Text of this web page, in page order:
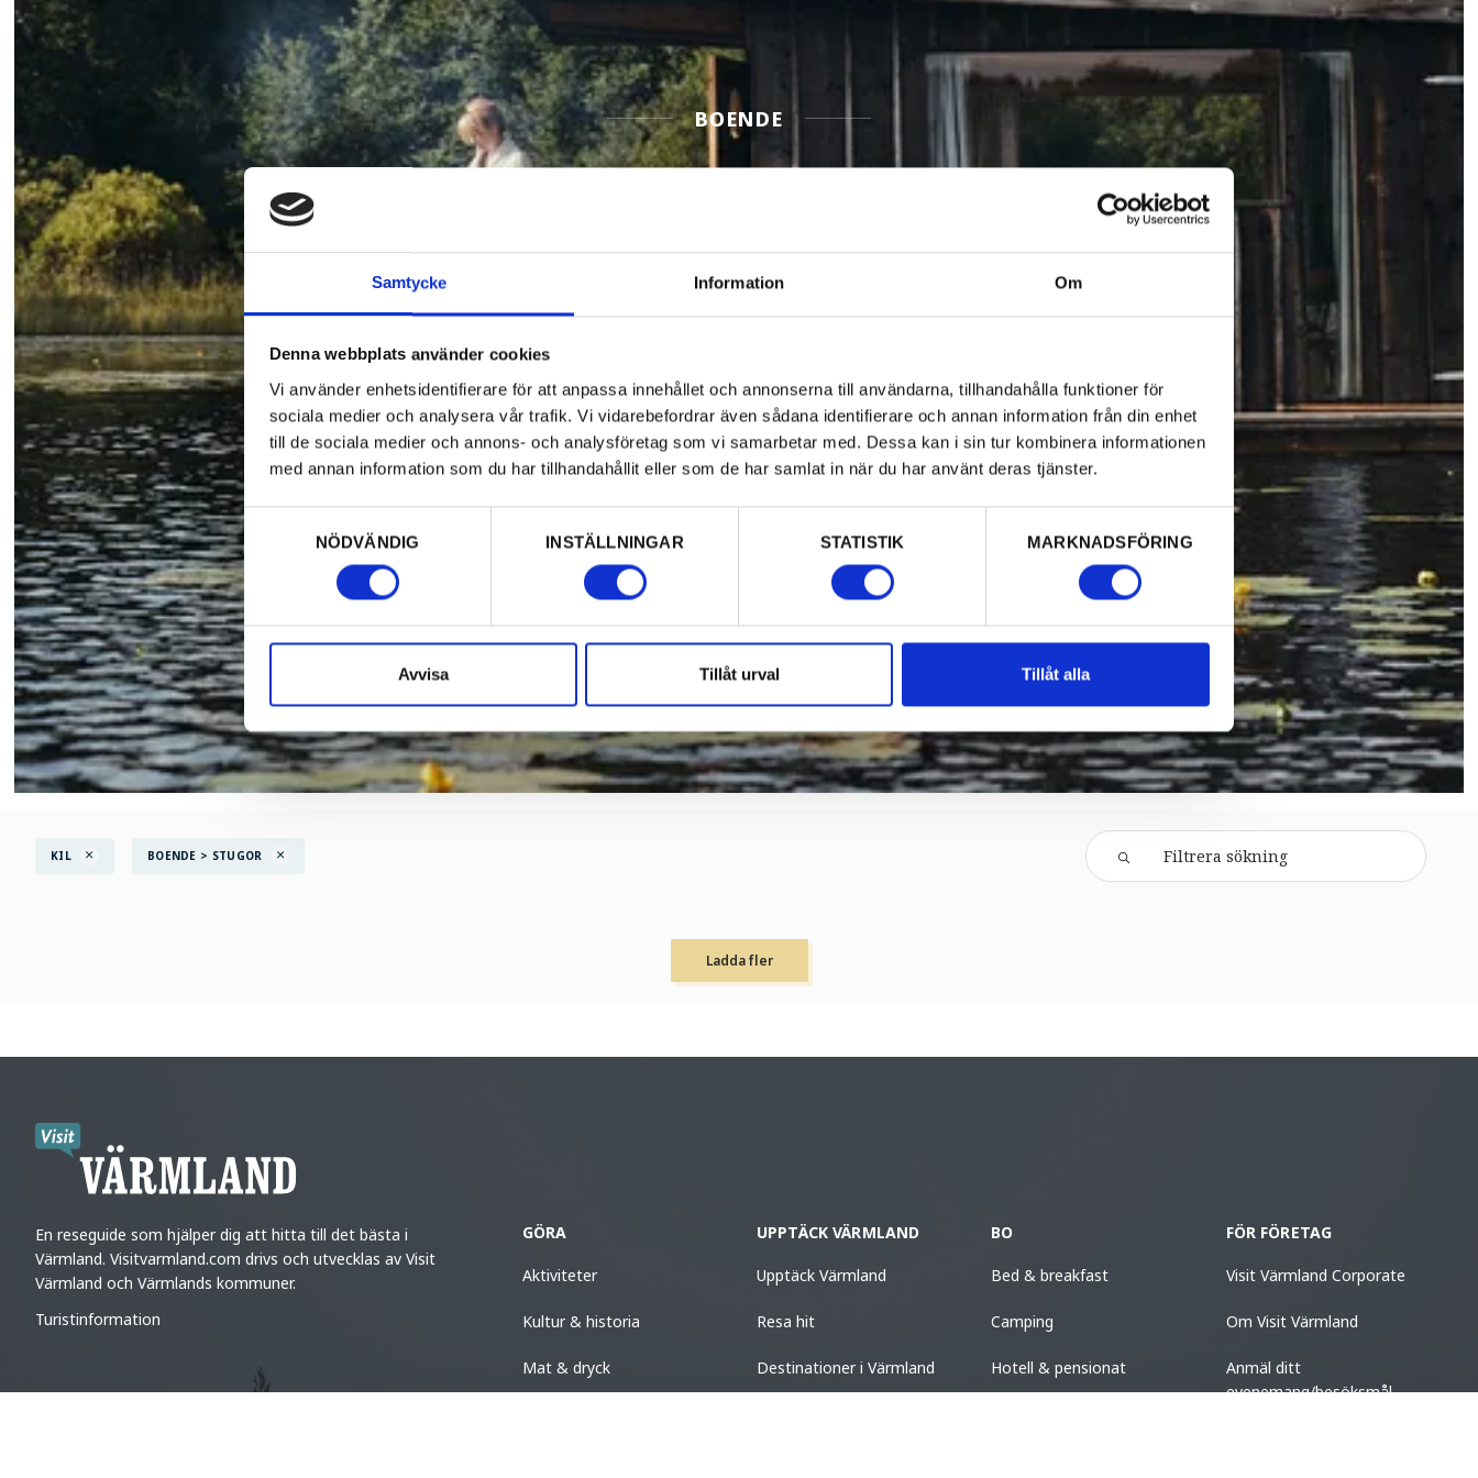
Samtycke Information Om
Denna webbplats använder cookies
Vi använder enhetsidentifierare för att anpassa innehållet och annonserna till användarna, tillhandahålla funktioner för
sociala medier och analysera vår trafik. Vi vidarebefordrar även sådana identifierare och annan information från din enhet
till de sociala medier och annons- och analysföretag som vi samarbetar med. Dessa kan i sin tur kombinera informationen
med annan information som du har tillhandahållit eller som de har samlat in när du har använt deras tjänster.
Samtyckesval
NÖDVÄNDIG
INSTÄLLNINGAR STATISTIK MARKNADSFÖRING
Avvisa Tillåt urval Tillåt alla
BOENDE
KIL BOENDE > STUGOR
Ladda fler
En reseguide som hjälper dig att hitta till det bästa i
Värmland. Visitvarmland.com drivs och utvecklas av Visit
Värmland och Värmlands kommuner.
Turistinformation
GÖRA
Aktiviteter
Kultur & historia
Mat & dryck
UPPTÄCK VÄRMLAND
Upptäck Värmland
Resa hit
Destinationer i Värmland
BO
Bed & breakfast
Camping
Hotell & pensionat
FÖR FÖRETAG
Visit Värmland Corporate
Om Visit Värmland
Anmäl ditt
evenemang/besöksmål